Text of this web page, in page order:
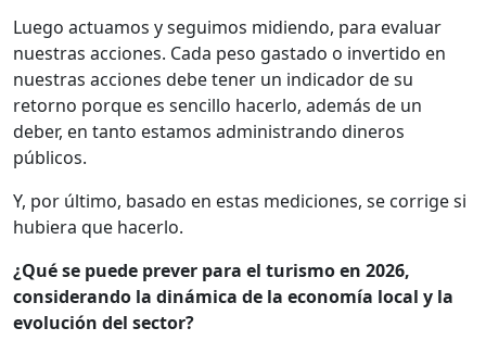
Luego actuamos y seguimos midiendo, para evaluar
nuestras acciones. Cada peso gastado o invertido en
nuestras acciones debe tener un indicador de su
retorno porque es sencillo hacerlo, además de un
deber, en tanto estamos administrando dineros
públicos.
Y, por último, basado en estas mediciones, se corrige si
hubiera que hacerlo.
¿Qué se puede prever para el turismo en 2026,
considerando la dinámica de la economía local y la
evolución del sector?